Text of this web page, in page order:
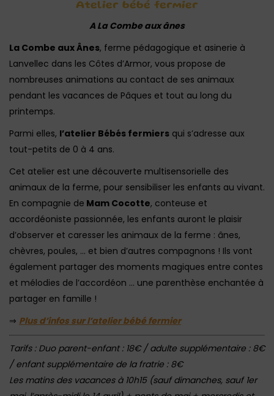
Atelier bébé fermier
A La Combe aux ânes
La Combe aux Ânes, ferme pédagogique et asinerie à
Lanvellec dans les Côtes d’Armor, vous propose de
nombreuses animations au contact de ses animaux
pendant les vacances de Pâques et tout au long du
printemps.
Parmi elles, l’atelier Bébés fermiers qui s’adresse aux
tout-petits de 0 à 4 ans.
Cet atelier est une découverte multisensorielle des
animaux de la ferme, pour sensibiliser les enfants au vivant.
En compagnie de Mam Cocotte, conteuse et
accordéoniste passionnée, les enfants auront le plaisir
d’observer et caresser les animaux de la ferme : ânes,
chèvres, poules, … et bien d’autres compagnons ! Ils vont
également partager des moments magiques entre contes
et mélodies de l’accordéon … une parenthèse enchantée à
partager en famille !
⇒ Plus d’infos sur l’atelier bébé fermier
Tarifs : Duo parent-enfant : 18€ / adulte supplémentaire : 8€
/ enfant supplémentaire de la fratrie : 8€
Les matins des vacances à 10h15 (sauf dimanches, sauf 1er